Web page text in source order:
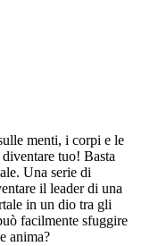
menti, i corpi e le
tuo! Basta
Una serie di
il leader di una
in un dio tra gli
facilmente sfuggire
anima?